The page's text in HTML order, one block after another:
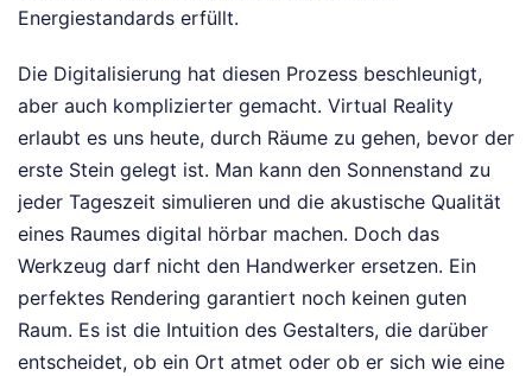
Energiestandards erfüllt.
Die Digitalisierung hat diesen Prozess beschleunigt,
aber auch komplizierter gemacht. Virtual Reality
erlaubt es uns heute, durch Räume zu gehen, bevor der
erste Stein gelegt ist. Man kann den Sonnenstand zu
jeder Tageszeit simulieren und die akustische Qualität
eines Raumes digital hörbar machen. Doch das
Werkzeug darf nicht den Handwerker ersetzen. Ein
perfektes Rendering garantiert noch keinen guten
Raum. Es ist die Intuition des Gestalters, die darüber
entscheidet, ob ein Ort atmet oder ob er sich wie eine